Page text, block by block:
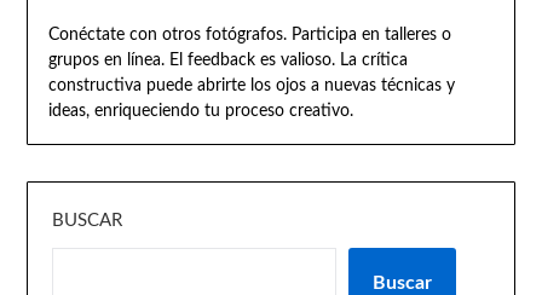
Conéctate con otros fotógrafos. Participa en talleres o
grupos en línea. El feedback es valioso. La crítica
constructiva puede abrirte los ojos a nuevas técnicas y
ideas, enriqueciendo tu proceso creativo.
BUSCAR
Buscar